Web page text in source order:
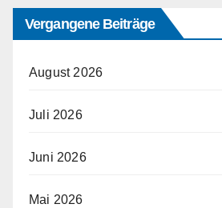
Vergangene Beiträge
August 2026
Juli 2026
Juni 2026
Mai 2026